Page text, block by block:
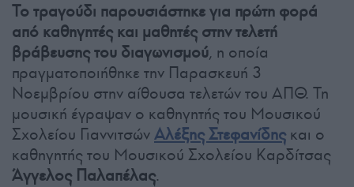
Το τραγούδι παρουσιάστηκε για πρώτη φορά
από καθηγητές και μαθητές στην τελετή
βράβευσης του διαγωνισμού, η οποία
πραγματοποιήθηκε την Παρασκευή 3
Νοεμβρίου στην αίθουσα τελετών του ΑΠΘ. Τη
μουσική έγραψαν ο καθηγητής του Μουσικού
Σχολείου ΓιαννιτσώνΑλέξης Στεφανίδης και ο
καθηγητής του Μουσικού Σχολείου Καρδίτσας
Άγγελος Παλαπέλας.